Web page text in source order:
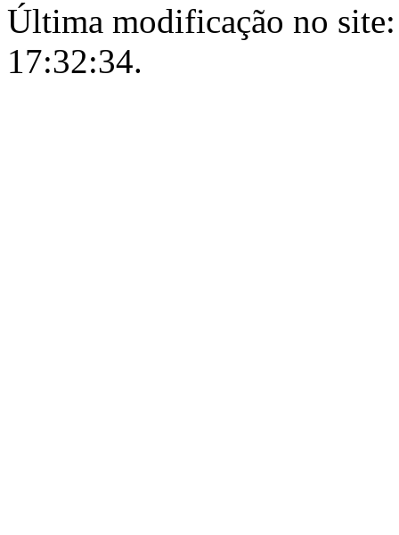
Última modificação no
17:32:34.